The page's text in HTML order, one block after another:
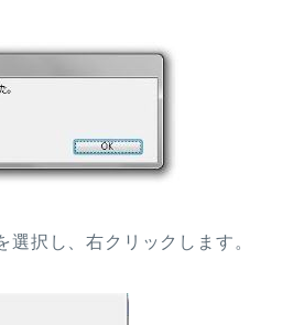
選択し、右クリックします。